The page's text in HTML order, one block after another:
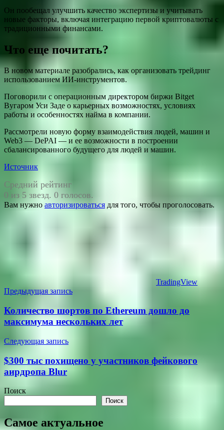
Он пообещал улучшить качество экспертизы и учитывать
новые факторы, включая интеграцию первой криптовалюты с
традиционными финансами.
Что еще почитать?
В новом материале разобрались, как организовать трейдинг
использованием ИИ-инструментов.
Поговорили с операционным директором биржи Bitget
Вугаром Уси Заде о карьерных возможностях, условиях
работы и особенностях найма в компании.
Рассмотрели новую форму взаимодействия людей, машин и
Web3 — DePAI — и ее возможности в построении
сбалансированного будущего для людей и машин.
Источник
Средний рейтинг
0 из 5 звезд. 0 голосов.
Вам нужно авторизироваться для того, чтобы проголосовать.
TradingView
Навигация
по
записям
Предыдущая запись
Количество шортов по Ethereum дошло до
максимума нескольких лет
Следующая запись
$300 тыс похищено у участников фейкового
аирдропа Blur
Поиск
Поиск
Самое актуальное